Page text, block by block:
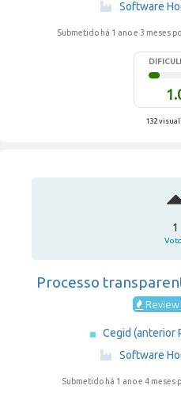
Software
Submetido há 1 ano e 3 meses
132
1
Processo
Cegid (anterior
Software
Submetido há 1 ano e 4 meses